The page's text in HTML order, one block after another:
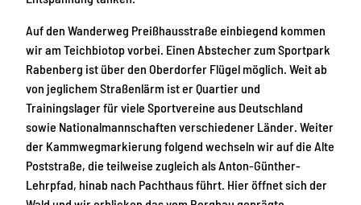
Auf den Wanderweg Preißhausstraße einbiegend kommen
wir am Teichbiotop vorbei. Einen Abstecher zum Sportpark
Rabenberg ist über den Oberdorfer Flügel möglich. Weit ab
von jeglichem Straßenlärm ist er Quartier und
Trainingslager für viele Sportvereine aus Deutschland
sowie Nationalmannschaften verschiedener Länder. Weiter
der Kammwegmarkierung folgend wechseln wir auf die Alte
Poststraße, die teilweise zugleich als Anton-Günther-
Lehrpfad, hinab nach Pachthaus führt. Hier öffnet sich der